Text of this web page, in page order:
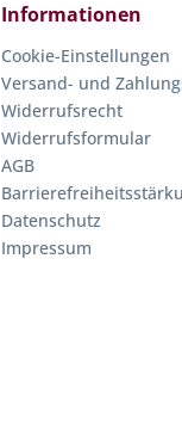
Informationen
Cookie-Einstellungen
Versand- und
Widerrufsrecht
Widerrufsformular
AGB
Datenschutz
Impressum